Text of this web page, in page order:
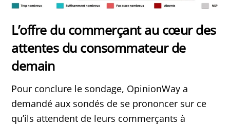
L’offre du commerçant au cœur des
attentes du consommateur de
demain
Pour conclure le sondage, OpinionWay a
demandé aux sondés de se prononcer sur ce
qu’ils attendent de leurs commerçants à